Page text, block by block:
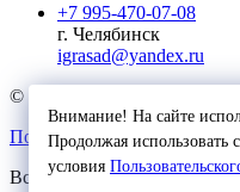
Внимание! На сайте
Продолжая использовать
условия
+7 995-470-07-08
г. Челябинск
igrasad@yandex.ru
© 2023, Игровые
Пользовательское
Вся представленная на